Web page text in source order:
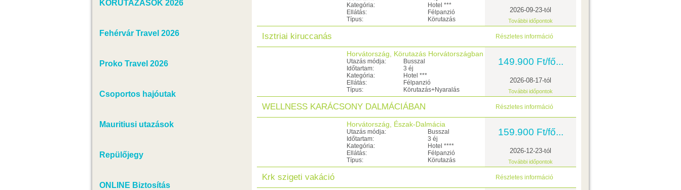
KÖRUTAZÁSOK 2026
Fehérvár Travel 2026
Proko Travel 2026
Csoportos hajóutak
Mauritiusi utazások
Repülőjegy
ONLINE Biztosítás
Kategória:
Hotel ***
Ellátás:
Félpanzió
Típus:
Körutazás
2026-09-23-tól
További időpontok
Isztriai kiruccanás Részletes információ
Horvátország, Körutazás Horvátországban
Utazás módja:
Busszal
Időtartam:
3 éj
Kategória:
Hotel ***
Ellátás:
Félpanzió
Típus:
Körutazás+Nyaralás
149.900 Ft/fő...
2026-08-17-tól
További időpontok
WELLNESS KARÁCSONY DALMÁCIÁBAN Részletes információ
Horvátország, Észak-Dalmácia
Utazás módja:
Busszal
Időtartam:
3 éj
Kategória:
Hotel ****
Ellátás:
Félpanzió
Típus:
Körutazás
159.900 Ft/fő...
2026-12-23-tól
További időpontok
Krk szigeti vakáció Részletes információ